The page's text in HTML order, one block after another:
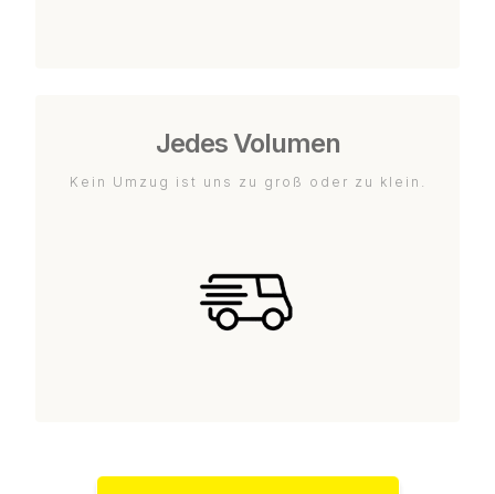
Jedes Volumen
Kein Umzug ist uns zu groß oder zu klein.